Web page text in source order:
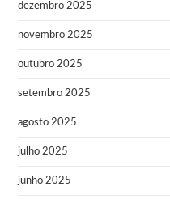
dezembro 2025
novembro 2025
outubro 2025
setembro 2025
agosto 2025
julho 2025
junho 2025